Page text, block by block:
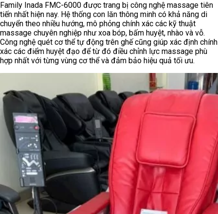
Family Inada FMC-6000 được trang bị công nghệ massage tiên
tiến nhất hiện nay. Hệ thống con lăn thông minh có khả năng di
chuyển theo nhiều hướng, mô phỏng chính xác các kỹ thuật
massage chuyên nghiệp như xoa bóp, bấm huyệt, nhào và vỗ.
Công nghệ quét cơ thể tự động trên ghế cũng giúp xác định chính
xác các điểm huyệt đạo để từ đó điều chỉnh lực massage phù
hợp nhất với từng vùng cơ thể và đảm bảo hiệu quả tối ưu.